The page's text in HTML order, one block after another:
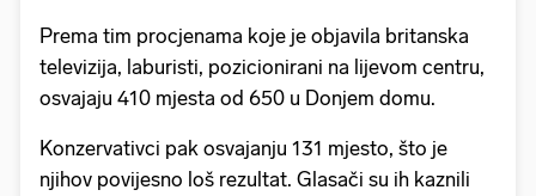
Prema tim procjenama koje je objavila britanska
televizija, laburisti, pozicionirani na lijevom centru,
osvajaju 410 mjesta od 650 u Donjem domu.
Konzervativci pak osvajanju 131 mjesto, što je
njihov povijesno loš rezultat. Glasači su ih kaznili